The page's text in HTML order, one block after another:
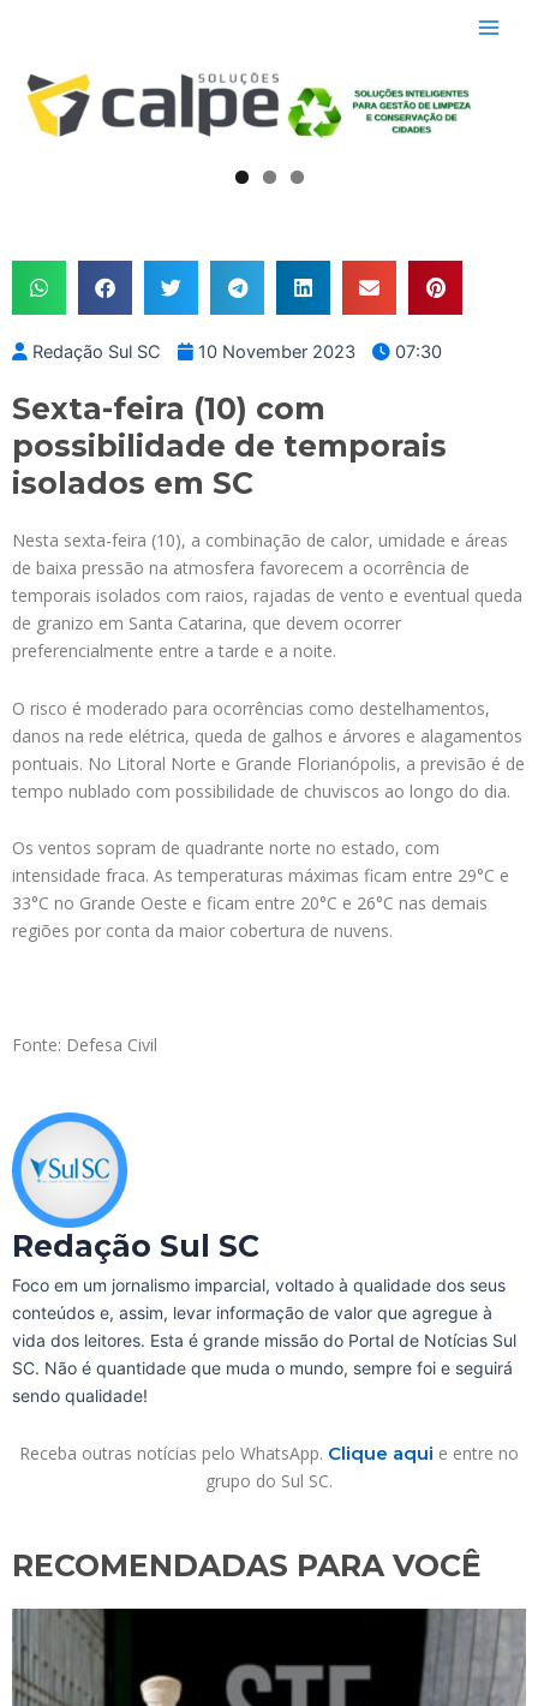
content
Main
Redação Sul SC 10 November 2023 07:30
Sexta-feira (10) com
possibilidade de temporais
isolados em SC
Nesta sexta-feira (10), a combinação de calor, umidade e áreas
de baixa pressão na atmosfera favorecem a ocorrência de
temporais isolados com raios, rajadas de vento e eventual queda
de granizo em Santa Catarina, que devem ocorrer
preferencialmente entre a tarde e a noite.
O risco é moderado para ocorrências como destelhamentos,
danos na rede elétrica, queda de galhos e árvores e alagamentos
pontuais. No Litoral Norte e Grande Florianópolis, a previsão é de
tempo nublado com possibilidade de chuviscos ao longo do dia.
Os ventos sopram de quadrante norte no estado, com
intensidade fraca. As temperaturas máximas ficam entre 29°C e
33°C no Grande Oeste e ficam entre 20°C e 26°C nas demais
regiões por conta da maior cobertura de nuvens.
Fonte: Defesa Civil
Redação Sul SC
Foco em um jornalismo imparcial, voltado à qualidade dos seus
conteúdos e, assim, levar informação de valor que agregue à
vida dos leitores. Esta é grande missão do Portal de Notícias Sul
SC. Não é quantidade que muda o mundo, sempre foi e seguirá
sendo qualidade!
Receba outras notícias pelo WhatsApp. Clique aqui e entre no
grupo do Sul SC.
RECOMENDADAS PARA VOCÊ​